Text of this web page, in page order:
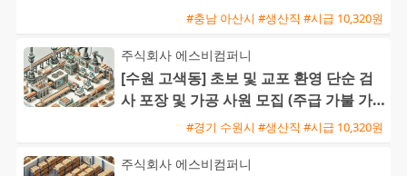
/ 초보 및 교포 가능#충남 아산시 #생산직 #시급 10,320원
주식회사 에스비컴퍼니
[수원 고색동] 초보 및 교포 환영 단순 검
사 포장 및 가공 사원 모집 (주급 가불 가
#경기 수원시 #생산직 #시급 10,320원
주식회사 에스비컴퍼니